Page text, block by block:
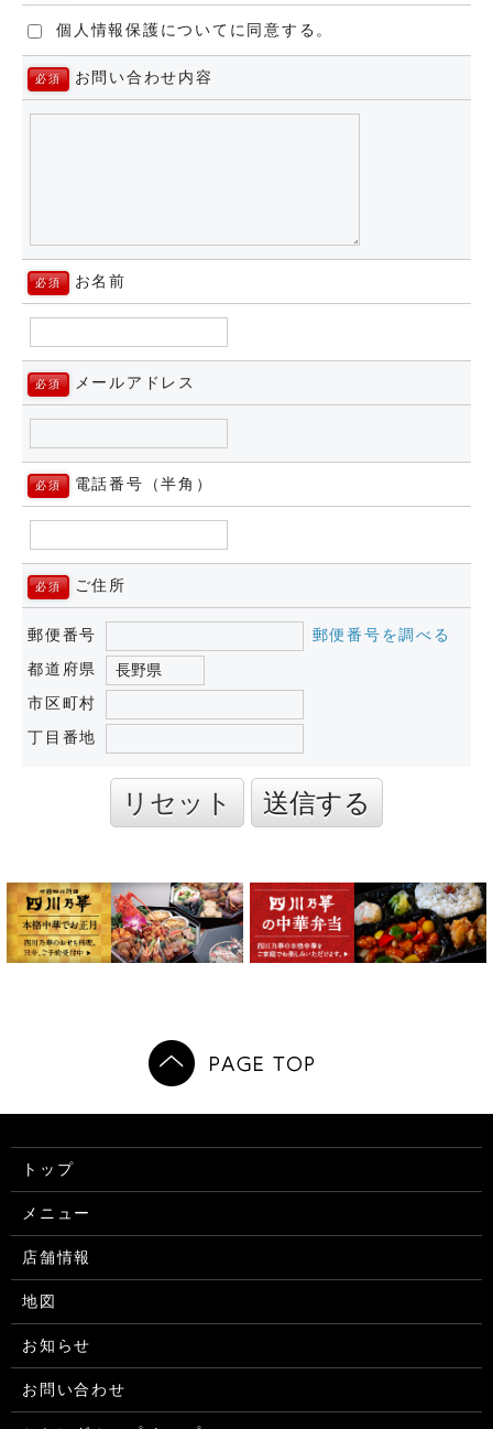
2.第三者への提供の予定について
当社は、以下の場合を除き､個人情報を第三者へ開
示、提供することはありません。
(1) 法令に基づくとき。
(4) 国の機関若しくは地方公共団体またはその委託
を受けた者が法令の定める事務を遂行することに対
して協力する必要がある場合であって、お客様の同
意を得ることにより当該事務の遂行に支障を及ぼす
おそれがあるとき
(5) あらかじめお客様の同意を得たとき。
個人情報保護についてに同意する。
必須 お問い合わせ内容
必須 お名前
必須 メールアドレス
必須 電話番号（半角）
必須 ご住所
郵便番号
郵便番号を調べる
都道府県
市区町村
丁目番地
リセット 送信する
トップ
メニュー
店舗情報
地図
お知らせ
お問い合わせ